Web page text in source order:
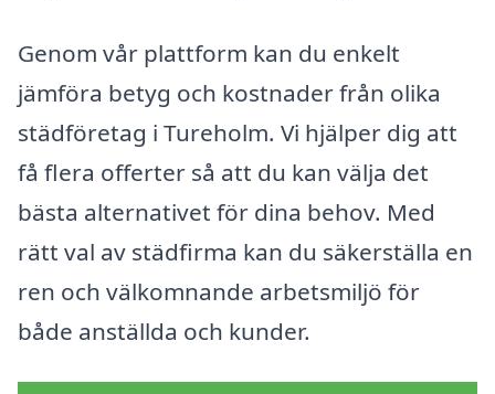
Genom vår plattform kan du enkelt
jämföra betyg och kostnader från olika
städföretag i Tureholm. Vi hjälper dig att
få flera offerter så att du kan välja det
bästa alternativet för dina behov. Med
rätt val av städfirma kan du säkerställa en
ren och välkomnande arbetsmiljö för
både anställda och kunder.